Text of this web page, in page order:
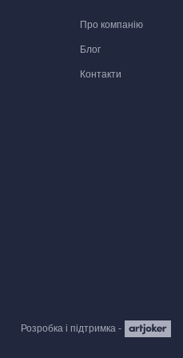
Про компанію
Блог
Контакти
Розробка і підтримка -